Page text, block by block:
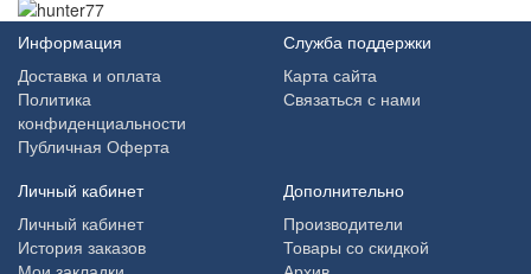
Информация
Доставка и оплата
Политика
конфиденциальности
Публичная Оферта
Служба поддержки
Карта сайта
Связаться с нами
Личный кабинет
Личный кабинет
История заказов
Дополнительно
Производители
Товары со скидкой